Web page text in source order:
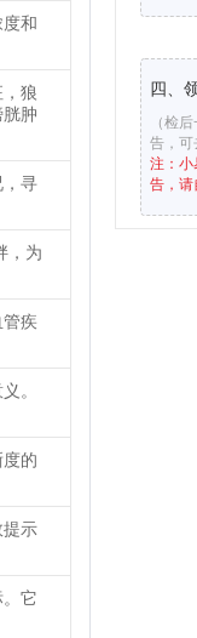
和
狼
肿
，寻
，为
管疾
。
的
提示
它
四、
（检
告，可
注：小
告，请